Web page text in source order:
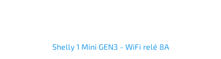
Shelly 1 Mini GEN3 - WiFi relé 8A